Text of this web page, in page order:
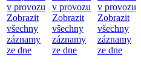
v provozu
Zobrazit
všechny
záznamy
ze dne
v provozu
Zobrazit
všechny
záznamy
ze dne
v provozu
Zobrazit
všechny
záznamy
ze dne